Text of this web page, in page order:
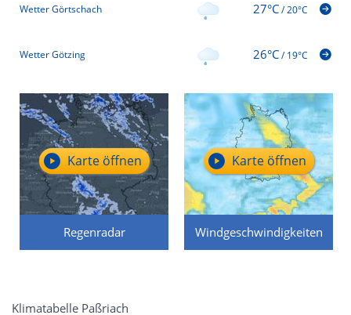
Wetter Görtschach 27°C/20°C
Wetter Götzing 26°C/19°C
Regenradar
Karte öffnen
Windgeschwindigkeiten
Karte öffnen
Klimatabelle Paßriach